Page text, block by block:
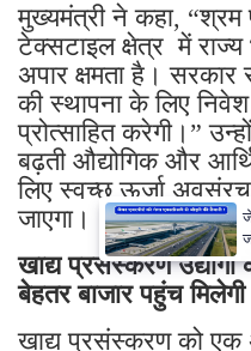
मुख्यमंत्री ने कहा,
टेक्सटाइल क्षेत्र में
अपार क्षमता है। सरकार
की स्थापना के लिए
प्रोत्साहित करेगी।”
बढ़ती औद्योगिक और
लिए स्वच्छ ऊर्जा
जाएगा।
खाद्य प्रसंस्करण उद्योगों
बेहतर बाजार पहुंच मिलेगी
खाद्य प्रसंस्करण को एक